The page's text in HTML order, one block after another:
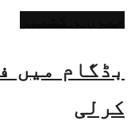
بڈگام میں
کرلی